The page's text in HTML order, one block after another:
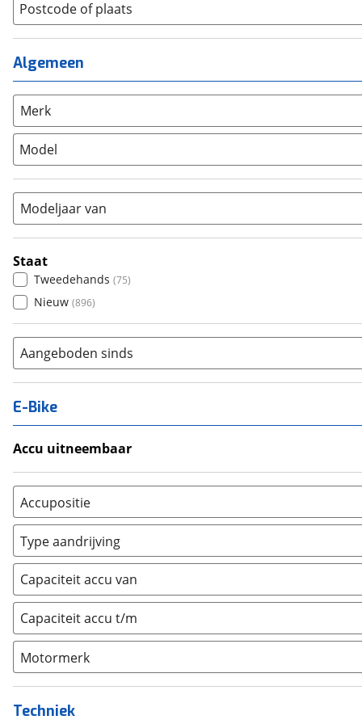
Kinderfiets (93)
Ligfiets (1)
Mountainbike
Overig (3)
Racefiets
Stadsfiets (488)
Tandem
Lage instap (2)
Meisjes
Postcode of plaats
Algemeen
Merk
Model
Modeljaar van
Staat
Tweedehands (75)
Nieuw (896)
Aangeboden sinds
E-Bike
Accu uitneembaar
Nee, vast (3)
Accupositie
Bagagedrager (4)
Frame (2 )
Vloer (0
Achterbank (0)
Kofferbak (0)
Overig (0)
Type aandrijving
Achterwiel (0)
Trapas
Voorwiel
Capaciteit accu van
Capaciteit accu t/m
Motormerk
Bosch (2)
Yamaha
Techniek